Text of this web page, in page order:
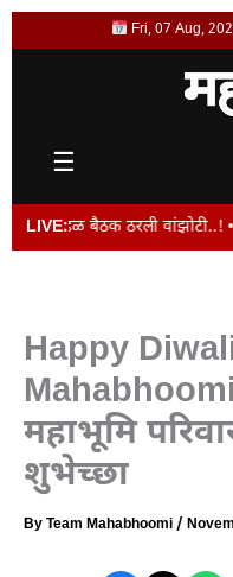
Skip
Fri, 07 Aug,
☰
LIVE:
ठरली वांझोटी..! • राष्ट्रीय
Happy
महाभूमि
शुभेच्छा
ByTeam Mahabhoomi/